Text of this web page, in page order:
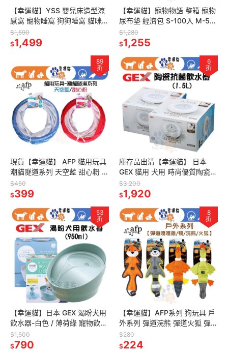
【幸運貓】YSS 嬰兒床造型涼
感窩 寵物睡窩 狗狗睡窩 貓咪睡
窩
$1,590
$1,499
【幸運貓】寵物物語 整箱 寵物
尿布墊 經濟包 S-100入 M-50
入 L-25入
$1,280
$1,255
89
折
現貨【幸運貓】 AFP 貓用玩具
潮貓隧道系列 天空藍 甜心粉 貓
咪玩具 貓隧道
$450
$399
6
折
庫存品出清【幸運貓】 日本
GEX 貓用 犬用 時尚優質陶瓷抗
菌飲水器 1.5L 自動飲水器
$3,200
$1,920
53
折
【幸運貓】日本 GEX 渴盼犬用
飲水器-白色 / 薄荷綠 寵物飲水
器 犬用飲水器 循環式飲水器 自
動飲水器
$1,500
$790
8
折
【幸運貓】AFP系列 狗玩具 戶
外系列 彈道浣熊 彈道火狐 彈道
嘎嘎雞 彈道嘎嘎鴨 狗玩具 寵物
玩具
$280
$224